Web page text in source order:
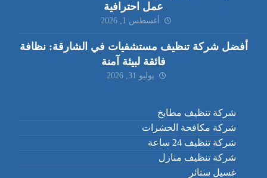
عمل احترافية
أغسطس 1, 2026
أفضل شركة تنظيف مستشفيات في الشارقة: نظافة
فائقة لبيئة آمنة
يوليو 31, 2026
شركة تنظيف مطابخ
شركة مكافحة الحشرات
شركة تنظيف 24 ساعة
شركة تنظيف منازل
غسيل ستائر